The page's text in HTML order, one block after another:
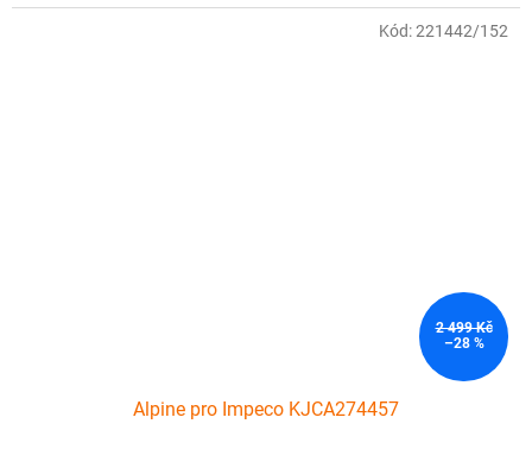
2 499 Kč
–28 %
Alpine pro Impeco KJCA274457
Kód:221442/152